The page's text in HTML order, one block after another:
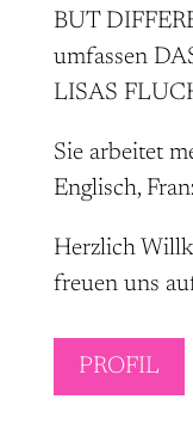
BUT
umfassen
LISAS
Sie arbeitet
Englisch,
Herzlich
freuen uns
PROFIL